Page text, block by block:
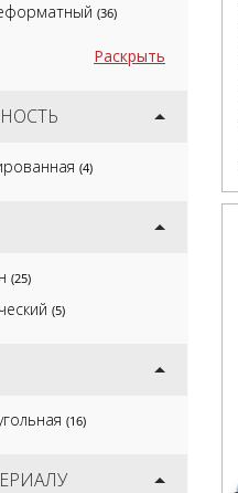
(36)
Раскрыть
(4)
(25)
(5)
(16)